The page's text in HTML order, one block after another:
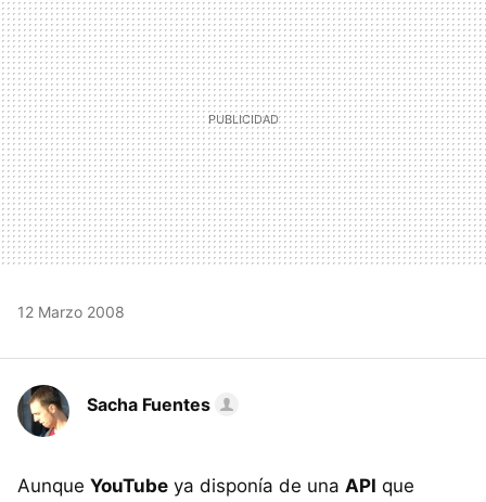
12 Marzo 2008
Sacha Fuentes
Aunque YouTube ya disponía de una API que